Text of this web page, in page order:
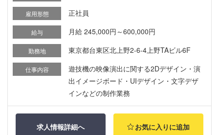
雇用形態 正社員
給与 月給 245,000円～600,000円
勤務地 東京都台東区北上野2-6-4上野TAビル6F
仕事内容
遊技機の映像演出に関する2Dデザイン・演
出イメージボード・UIデザイン・文字デザ
インなどの制作業務
求人情報詳細へ お気に入りに追加